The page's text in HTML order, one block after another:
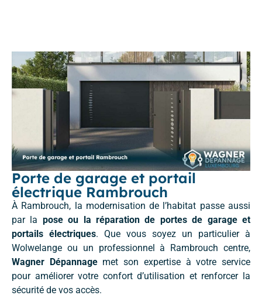
Porte de garage et portail
électrique Rambrouch
À Rambrouch, la modernisation de l’habitat passe aussi
par la pose ou la réparation de portes de garage et
portails électriques. Que vous soyez un particulier à
Wolwelange ou un professionnel à Rambrouch centre,
Wagner Dépannagemet son expertise à votre service
pour améliorer votre confort d’utilisation et renforcer la
sécurité de vos accès.